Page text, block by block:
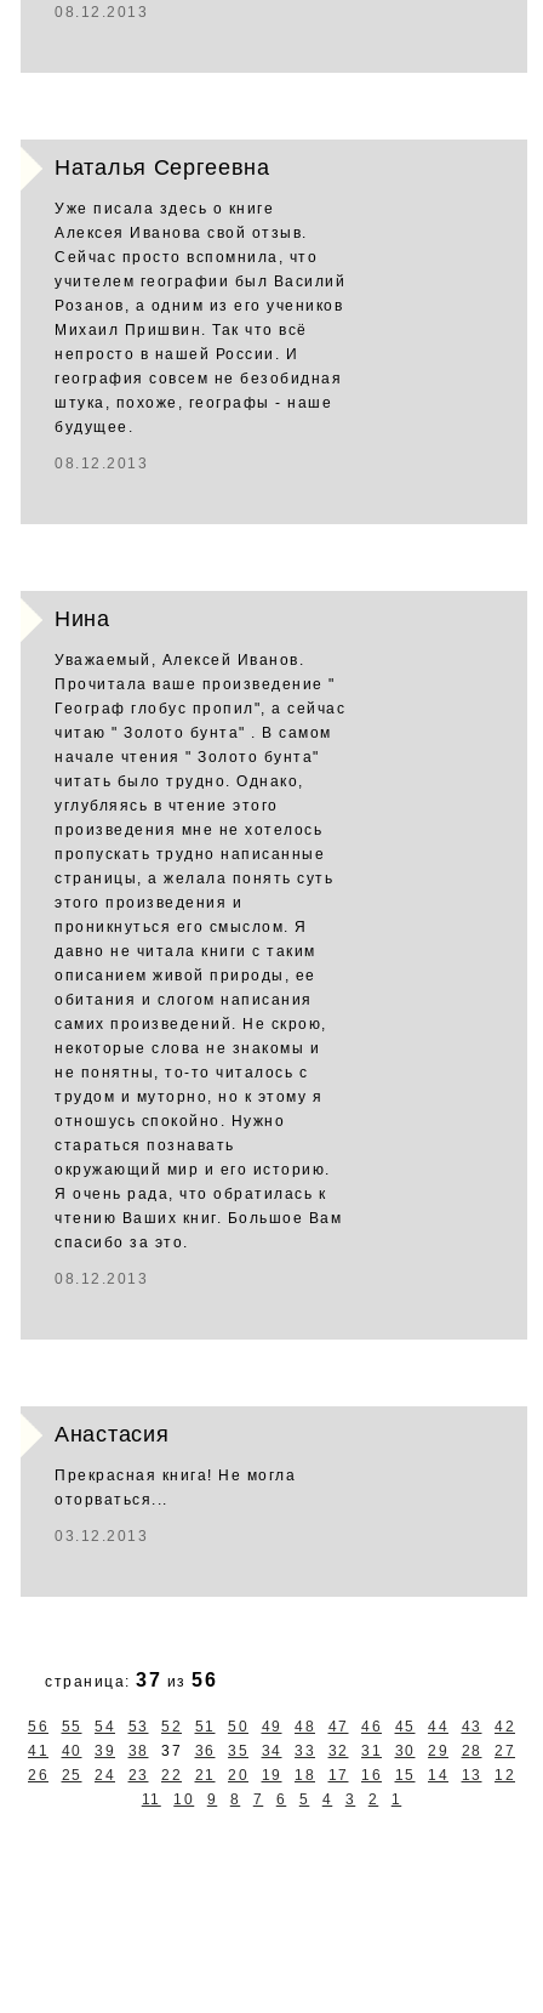
08.12.2013
Наталья Сергеевна
Уже писала здесь о книге
Алексея Иванова свой отзыв.
Сейчас просто вспомнила, что
учителем географии был Василий
Розанов, а одним из его учеников
Михаил Пришвин. Так что всё
непросто в нашей России. И
география совсем не безобидная
штука, похоже, географы - наше
будущее.
08.12.2013
Нина
Уважаемый, Алексей Иванов.
Прочитала ваше произведение "
Географ глобус пропил", а сейчас
читаю " Золото бунта" . В самом
начале чтения " Золото бунта"
читать было трудно. Однако,
углубляясь в чтение этого
произведения мне не хотелось
пропускать трудно написанные
страницы, а желала понять суть
этого произведения и
проникнуться его смыслом. Я
давно не читала книги с таким
описанием живой природы, ее
обитания и слогом написания
самих произведений. Не скрою,
некоторые слова не знакомы и
не понятны, то-то читалось с
трудом и муторно, но к этому я
отношусь спокойно. Нужно
стараться познавать
окружающий мир и его историю.
Я очень рада, что обратилась к
чтению Ваших книг. Большое Вам
спасибо за это.
08.12.2013
Анастасия
Прекрасная книга! Не могла
оторваться...
03.12.2013
страница: 37 из 56
56 55 54 53 52 51 50 49 48 47 46 45 44 43
42
41
40 39 38 37 36 35 34 33 32 31 30 29 28
27
26
25 24 23 22 21 20 19 18 17 16 15 14 13
12
11
10 9 8 7 6 5 4 3 2 1